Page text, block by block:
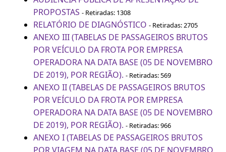
PROPOSTAS - Retiradas: 1308
RELATÓRIO DE DIAGNÓSTICO - Retiradas: 2705
ANEXO III (TABELAS DE PASSAGEIROS BRUTOS
POR VEÍCULO DA FROTA POR EMPRESA
OPERADORA NA DATA BASE (05 DE NOVEMBRO
DE 2019), POR REGIÃO). - Retiradas: 569
ANEXO II (TABELAS DE PASSAGEIROS BRUTOS
POR VEÍCULO DA FROTA POR EMPRESA
OPERADORA NA DATA BASE (05 DE NOVEMBRO
DE 2019), POR REGIÃO). - Retiradas: 966
ANEXO I (TABELAS DE PASSAGEIROS BRUTOS